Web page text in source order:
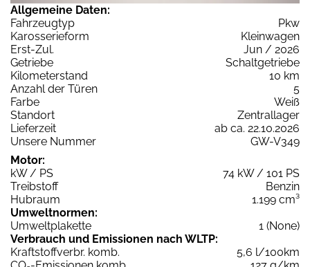
Allgemeine Daten:
Fahrzeugtyp
Pkw
Karosserieform
Kleinwagen
Erst-Zul.
Jun / 2026
Getriebe
Schaltgetriebe
Kilometerstand
10 km
Anzahl der Türen
5
Farbe
Weiß
Standort
Zentrallager
Lieferzeit
ab ca. 22.10.2026
Unsere Nummer
GW-V349
Motor:
kW / PS
74 kW / 101 PS
Treibstoff
Benzin
Hubraum
1.199 cm³
Umweltnormen:
Umweltplakette
1 (None)
Verbrauch und Emissionen nach WLTP:
Kraftstoffverbr. komb.
5,6 l/100km